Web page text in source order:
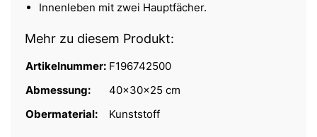
Innenleben mit zwei Hauptfächer.
Mehr zu diesem Produkt:
Artikelnummer: F196742500
Abmessung:
40x30x25 cm
Obermaterial:
Kunststoff